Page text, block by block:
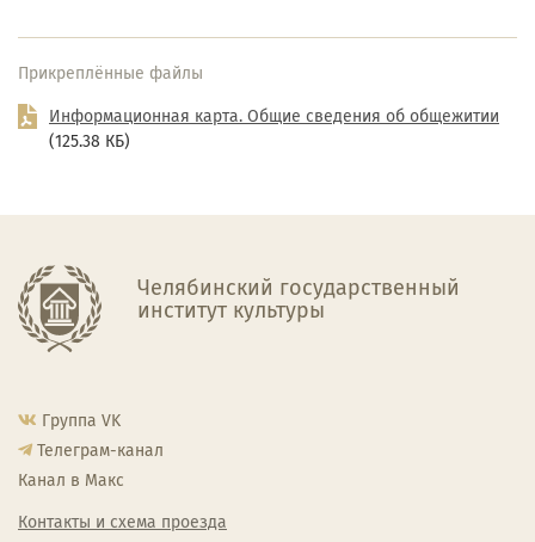
Прикреплённые файлы
Информационная карта. Общие сведения об общежитии
(125.38 КБ)
Челябинский государственный
институт культуры
Группа VK
Телеграм-канал
Канал в Макс
Контакты и схема проезда